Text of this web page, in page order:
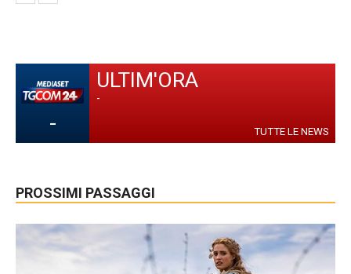
-
ULTIM'ORA
-
TUTTE LE NEWS
PROSSIMI PASSAGGI